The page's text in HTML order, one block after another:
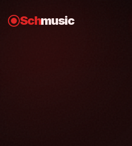
Schmusic